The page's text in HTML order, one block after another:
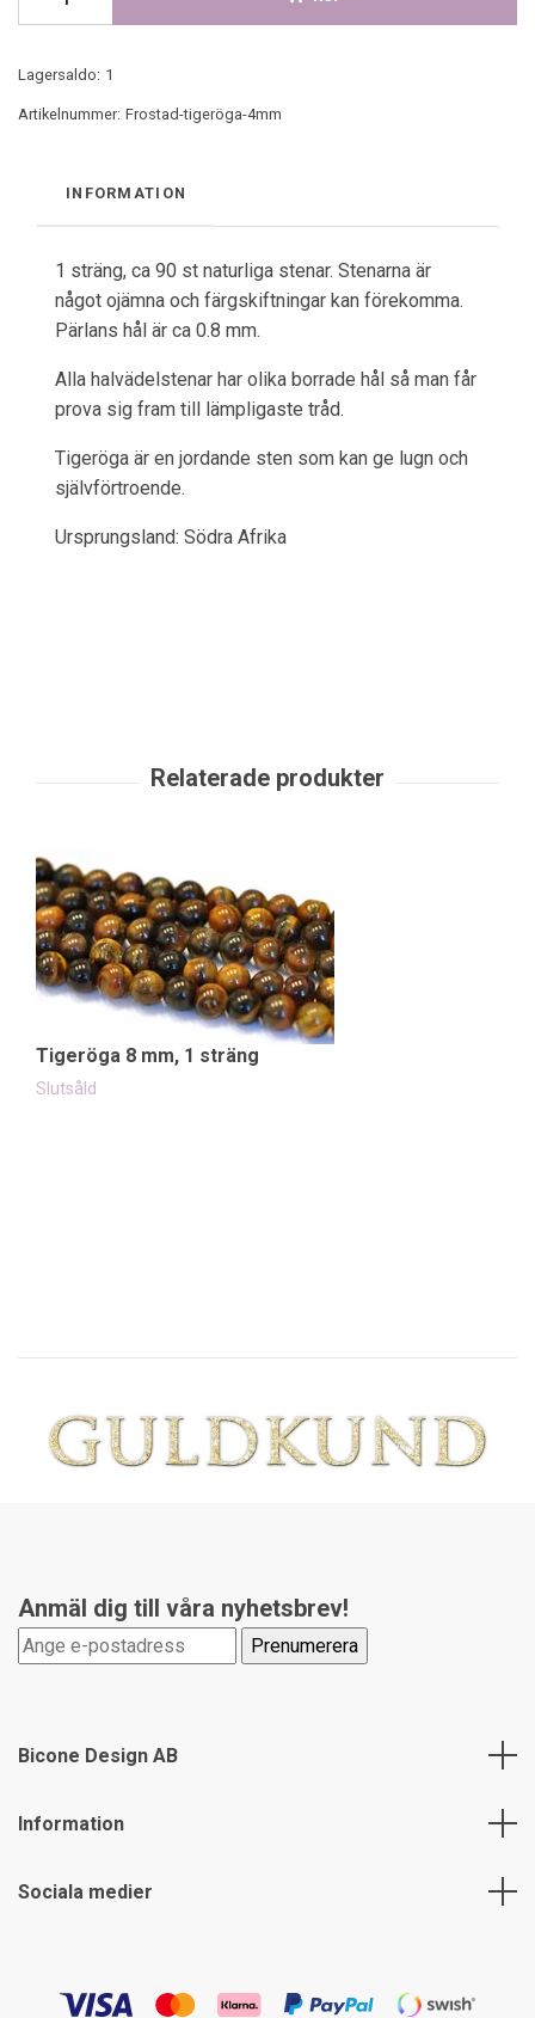
Lagersaldo: 1
Artikelnummer: Frostad-tigeröga-4mm
INFORMATION
1 sträng, ca 90 st naturliga stenar. Stenarna är
något ojämna och färgskiftningar kan förekomma.
Pärlans hål är ca 0.8 mm.
Alla halvädelstenar har olika borrade hål så man får
prova sig fram till lämpligaste tråd.
Tigeröga är en jordande sten som kan ge lugn och
självförtroende.
Ursprungsland: Södra Afrika
Tigeröga 8 mm, 1 sträng
Slutsåld
Anmäl dig till våra nyhetsbrev!
Bicone Design AB
Information
Sociala medier